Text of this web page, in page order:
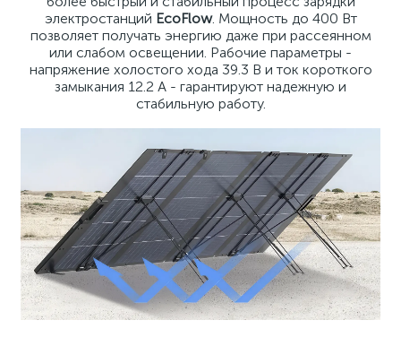
электростанций EcoFlow. Мощность до 400 Вт
позволяет получать энергию даже при рассеянном
или слабом освещении. Рабочие параметры -
напряжение холостого хода 39.3 В и ток короткого
замыкания 12.2 А - гарантируют надежную и
стабильную работу.